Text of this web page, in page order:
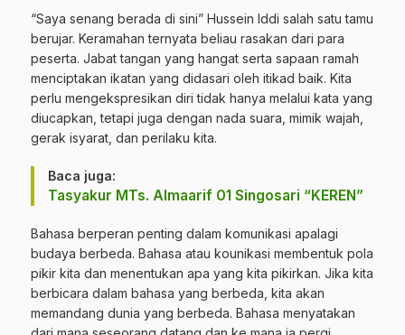
“Saya senang berada di sini” Hussein Iddi salah satu tamu
berujar. Keramahan ternyata beliau rasakan dari para
peserta. Jabat tangan yang hangat serta sapaan ramah
menciptakan ikatan yang didasari oleh itikad baik. Kita
perlu mengekspresikan diri tidak hanya melalui kata yang
diucapkan, tetapi juga dengan nada suara, mimik wajah,
gerak isyarat, dan perilaku kita.
Baca juga:
Tasyakur MTs. Almaarif 01 Singosari “KEREN”
Bahasa berperan penting dalam komunikasi apalagi
budaya berbeda. Bahasa atau kounikasi membentuk pola
pikir kita dan menentukan apa yang kita pikirkan. Jika kita
berbicara dalam bahasa yang berbeda, kita akan
memandang dunia yang berbeda. Bahasa menyatakan